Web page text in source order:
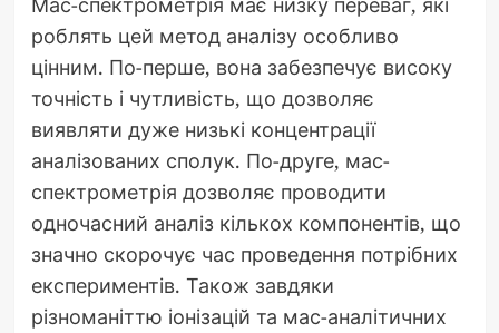
роблять цей метод аналізу особливо
цінним. По-перше, вона забезпечує високу
точність і чутливість, що дозволяє
виявляти дуже низькі концентрації
аналізованих сполук. По-друге, мас-
спектрометрія дозволяє проводити
одночасний аналіз кількох компонентів, що
значно скорочує час проведення потрібних
експериментів. Також завдяки
різноманіттю іонізацій та мас-аналітичних